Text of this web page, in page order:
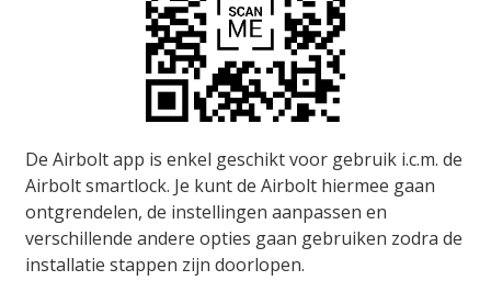
De Airbolt app is enkel geschikt voor gebruik i.c.m. de
Airbolt smartlock. Je kunt de Airbolt hiermee gaan
ontgrendelen, de instellingen aanpassen en
verschillende andere opties gaan gebruiken zodra de
installatie stappen zijn doorlopen.